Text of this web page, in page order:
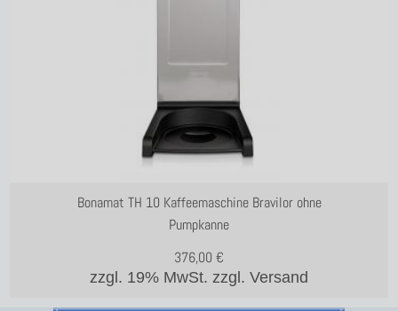
Bonamat TH 10 Kaffeemaschine Bravilor ohne
Pumpkanne
zzgl. 19% MwSt. zzgl. Versand
376,00 €